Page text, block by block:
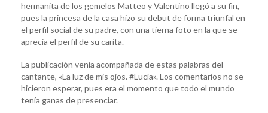
hermanita de los gemelos Matteo y Valentino llegó a su fin,
pues la princesa de la casa hizo su debut de forma triunfal en
el perfil social de su padre, con una tierna foto en la que se
aprecia el perfil de su carita.
La publicación venía acompañada de estas palabras del
cantante, «La luz de mis ojos. #Lucía». Los comentarios no se
hicieron esperar, pues era el momento que todo el mundo
tenía ganas de presenciar.